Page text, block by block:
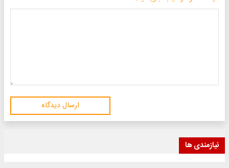
ارسال دیدگاه
نیازمندی ها